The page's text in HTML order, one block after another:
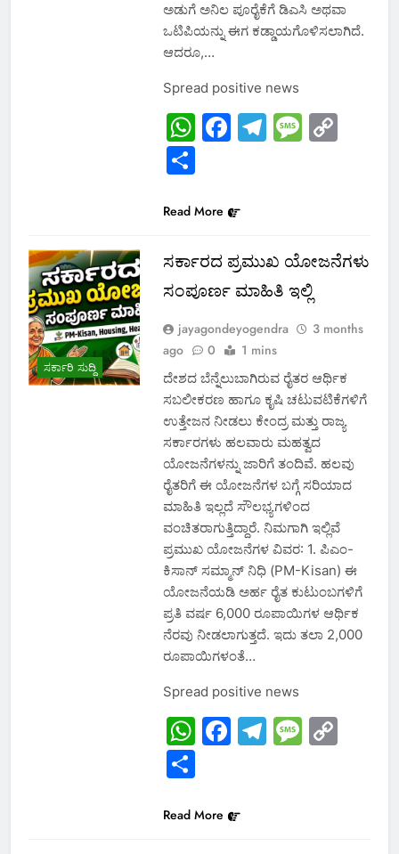
ಅಡುಗೆ ಅನಿಲ ಪೂರೈಕೆಗೆ ಡಿಎಸಿ ಅಥವಾ
ಒಟಿಪಿಯನ್ನು ಈಗ ಕಡ್ಡಾಯಗೊಳಿಸಲಾಗಿದೆ.
ಆದರೂ,…
Spread positive news
WhatsApp
Facebook
Telegram
Share
Read More
ಸರ್ಕಾರಿ ಸುದ್ದಿ
ಸರ್ಕಾರದ ಪ್ರಮುಖ ಯೋಜನೆಗಳು
ಸಂಪೂರ್ಣ ಮಾಹಿತಿ ಇಲ್ಲಿ
jayagondeyogendra
3 months
ago
0 1 mins
ದೇಶದ ಬೆನ್ನೆಲುಬಾಗಿರುವ ರೈತರ ಆರ್ಥಿಕ
ಸಬಲೀಕರಣ ಹಾಗೂ ಕೃಷಿ ಚಟುವಟಿಕೆಗಳಿಗೆ
ಉತ್ತೇಜನ ನೀಡಲು ಕೇಂದ್ರ ಮತ್ತು ರಾಜ್ಯ
ಸರ್ಕಾರಗಳು ಹಲವಾರು ಮಹತ್ವದ
ಯೋಜನೆಗಳನ್ನು ಜಾರಿಗೆ ತಂದಿವೆ. ಹಲವು
ರೈತರಿಗೆ ಈ ಯೋಜನೆಗಳ ಬಗ್ಗೆ ಸರಿಯಾದ
ಮಾಹಿತಿ ಇಲ್ಲದೆ ಸೌಲಭ್ಯಗಳಿಂದ
ವಂಚಿತರಾಗುತ್ತಿದ್ದಾರೆ. ನಿಮಗಾಗಿ ಇಲ್ಲಿವೆ
ಪ್ರಮುಖ ಯೋಜನೆಗಳ ವಿವರ: 1. ಪಿಎಂ-
ಕಿಸಾನ್ ಸಮ್ಮಾನ್ ನಿಧಿ (PM-Kisan) ಈ
ಯೋಜನೆಯಡಿ ಅರ್ಹ ರೈತ ಕುಟುಂಬಗಳಿಗೆ
ಪ್ರತಿ ವರ್ಷ 6,000 ರೂಪಾಯಿಗಳ ಆರ್ಥಿಕ
ನೆರವು ನೀಡಲಾಗುತ್ತದೆ. ಇದು ತಲಾ 2,000
ರೂಪಾಯಿಗಳಂತೆ…
Spread positive news
WhatsApp
Facebook
Telegram
Share
Read More